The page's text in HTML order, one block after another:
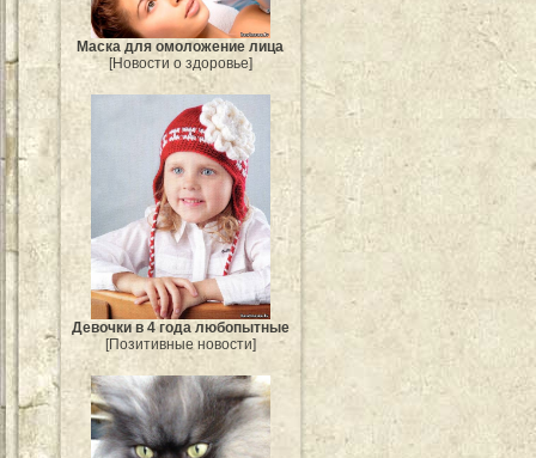
Маска для омоложение лица
[Новости о здоровье]
Девочки в 4 года любопытные
[Позитивные новости]